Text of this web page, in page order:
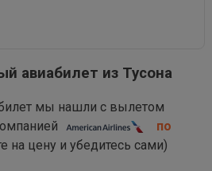
авиабилет из Тусона
мы нашли с вылетом
по
на цену и убедитесь сами)